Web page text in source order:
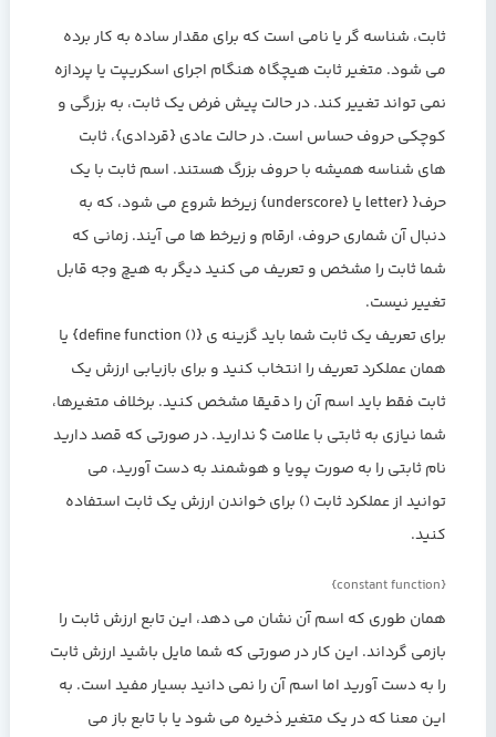
ثابت، شناسه گر یا نامی است که برای مقدار ساده به کار برده
می شود. متغیر ثابت هیچگاه هنگام اجرای اسکریپت یا پردازه
نمی تواند تغییر کند. در حالت پیش فرض یک ثابت، به بزرگی و
کوچکی حروف حساس است. در حالت عادی {قردادی}، ثابت
های شناسه همیشه با حروف بزرگ هستند. اسم ثابت با یک
حرف{ {letter یا {underscore} زیرخط شروع می شود، که به
دنبال آن شماری حروف، ارقام و زیرخط ها می آیند. زمانی که
شما ثابت را مشخص و تعریف می کنید دیگر به هیچ وجه قابل
تغییر نیست.
برای تعریف یک ثابت شما باید گزینه ی {() define function} یا
همان عملکرد تعریف را انتخاب کنید و برای بازیابی ارزش یک
ثابت فقط باید اسم آن را دقیقا مشخص کنید. برخلاف متغیرها،
شما نیازی به ثابتی با علامت $ ندارید. در صورتی که قصد دارید
نام ثابتی را به صورت پویا و هوشمند به دست آورید، می
توانید از عملکرد ثابت () برای خواندن ارزش یک ثابت استفاده
کنید.
{constant function}
همان طوری که اسم آن نشان می دهد، این تابع ارزش ثابت را
بازمی گرداند. این کار در صورتی که شما مایل باشید ارزش ثابت
را به دست آورید اما اسم آن را نمی دانید بسیار مفید است. به
این معنا که در یک متغیر ذخیره می شود یا با تابع باز می